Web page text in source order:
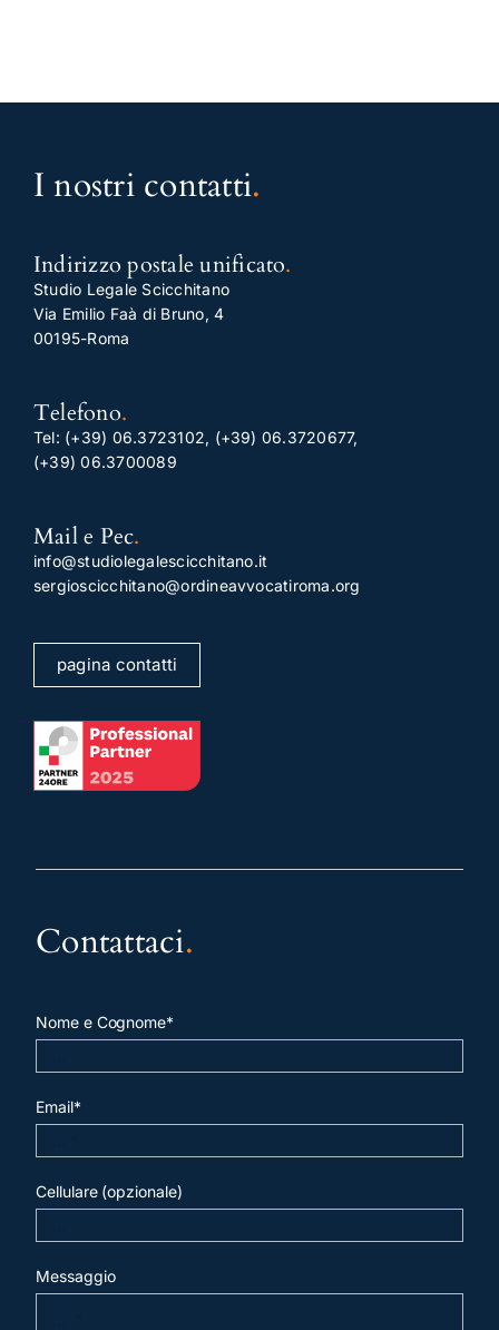
I nostri contatti.
Indirizzo postale unificato.
Studio Legale Scicchitano
Via Emilio Faà di Bruno, 4
00195-Roma
Telefono.
Tel: (+39) 06.3723102, (+39) 06.3720677,
(+39) 06.3700089
Mail e Pec.
info@studiolegalescicchitano.it
sergioscicchitano@ordineavvocatiroma.org
pagina contatti
Contattaci.
Nome e Cognome*
Email*
Cellulare (opzionale)
Messaggio